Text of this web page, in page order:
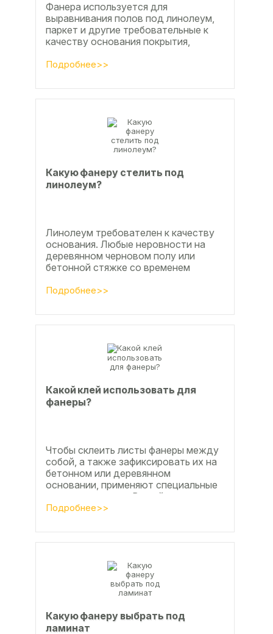
Фанера используется для
выравнивания полов под линолеум,
паркет и другие требовательные к
качеству основания покрытия,
по деревянным лагам или...
Подробнее>>
Какую фанеру стелить под
линолеум?
Линолеум требователен к качеству
основания. Любые неровности на
деревянном черновом полу или
бетонной стяжке со временем
Подробнее>>
Какой клей использовать для
фанеры?
Чтобы склеить листы фанеры между
собой, а также зафиксировать их на
бетонном или деревянном
основании, применяют специальные
клеевые составы. В этой статье
расскажем, какой клей...
Подробнее>>
Какую фанеру выбрать под
ламинат